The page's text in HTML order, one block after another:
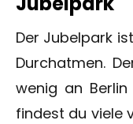
Der Jubelpark
Durchatmen.
wenig an
findest du viele